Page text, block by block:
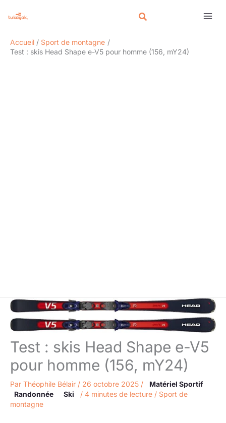
Accueil
Sport de montagne
Test : skis Head Shape e-V5 pour homme (156, mY24)
Test : skis Head Shape e-V5
pour homme (156, mY24)
Par Théophile Bélair / 26 octobre 2025 /
Matériel Sportif
Randonnée
Ski / 4 minutes de lecture / Sport de
montagne